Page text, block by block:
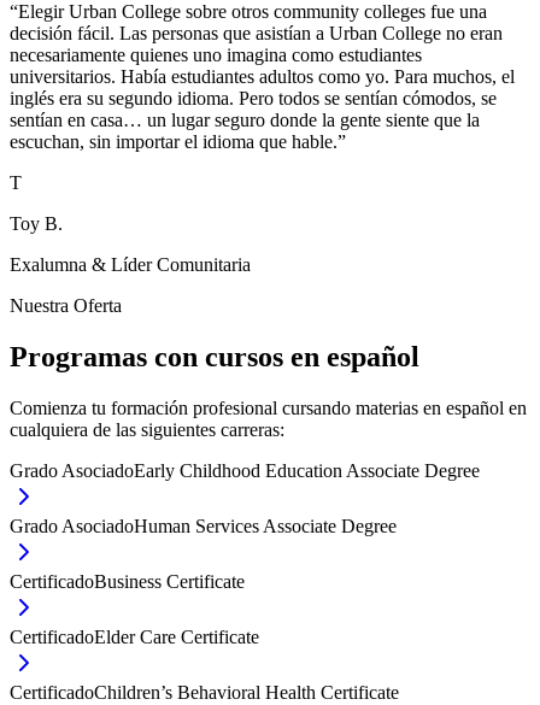
“Elegir Urban College sobre otros community colleges fue una
decisión fácil. Las personas que asistían a Urban College no eran
necesariamente quienes uno imagina como estudiantes
universitarios. Había estudiantes adultos como yo. Para muchos, el
inglés era su segundo idioma. Pero todos se sentían cómodos, se
sentían en casa… un lugar seguro donde la gente siente que la
escuchan, sin importar el idioma que hable.”
T
Toy B.
Exalumna & Líder Comunitaria
Nuestra Oferta
Programas con cursos en español
Comienza tu formación profesional cursando materias en español en
cualquiera de las siguientes carreras:
Grado AsociadoEarly Childhood Education Associate Degree
Grado AsociadoHuman Services Associate Degree
CertificadoBusiness Certificate
CertificadoElder Care Certificate
CertificadoChildren’s Behavioral Health Certificate